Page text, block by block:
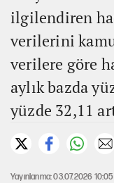
ilgilendiren
verilerini
verilere göre
aylık bazda
yüzde 32,11
Yayınlanma: 03.07.2026 10:05